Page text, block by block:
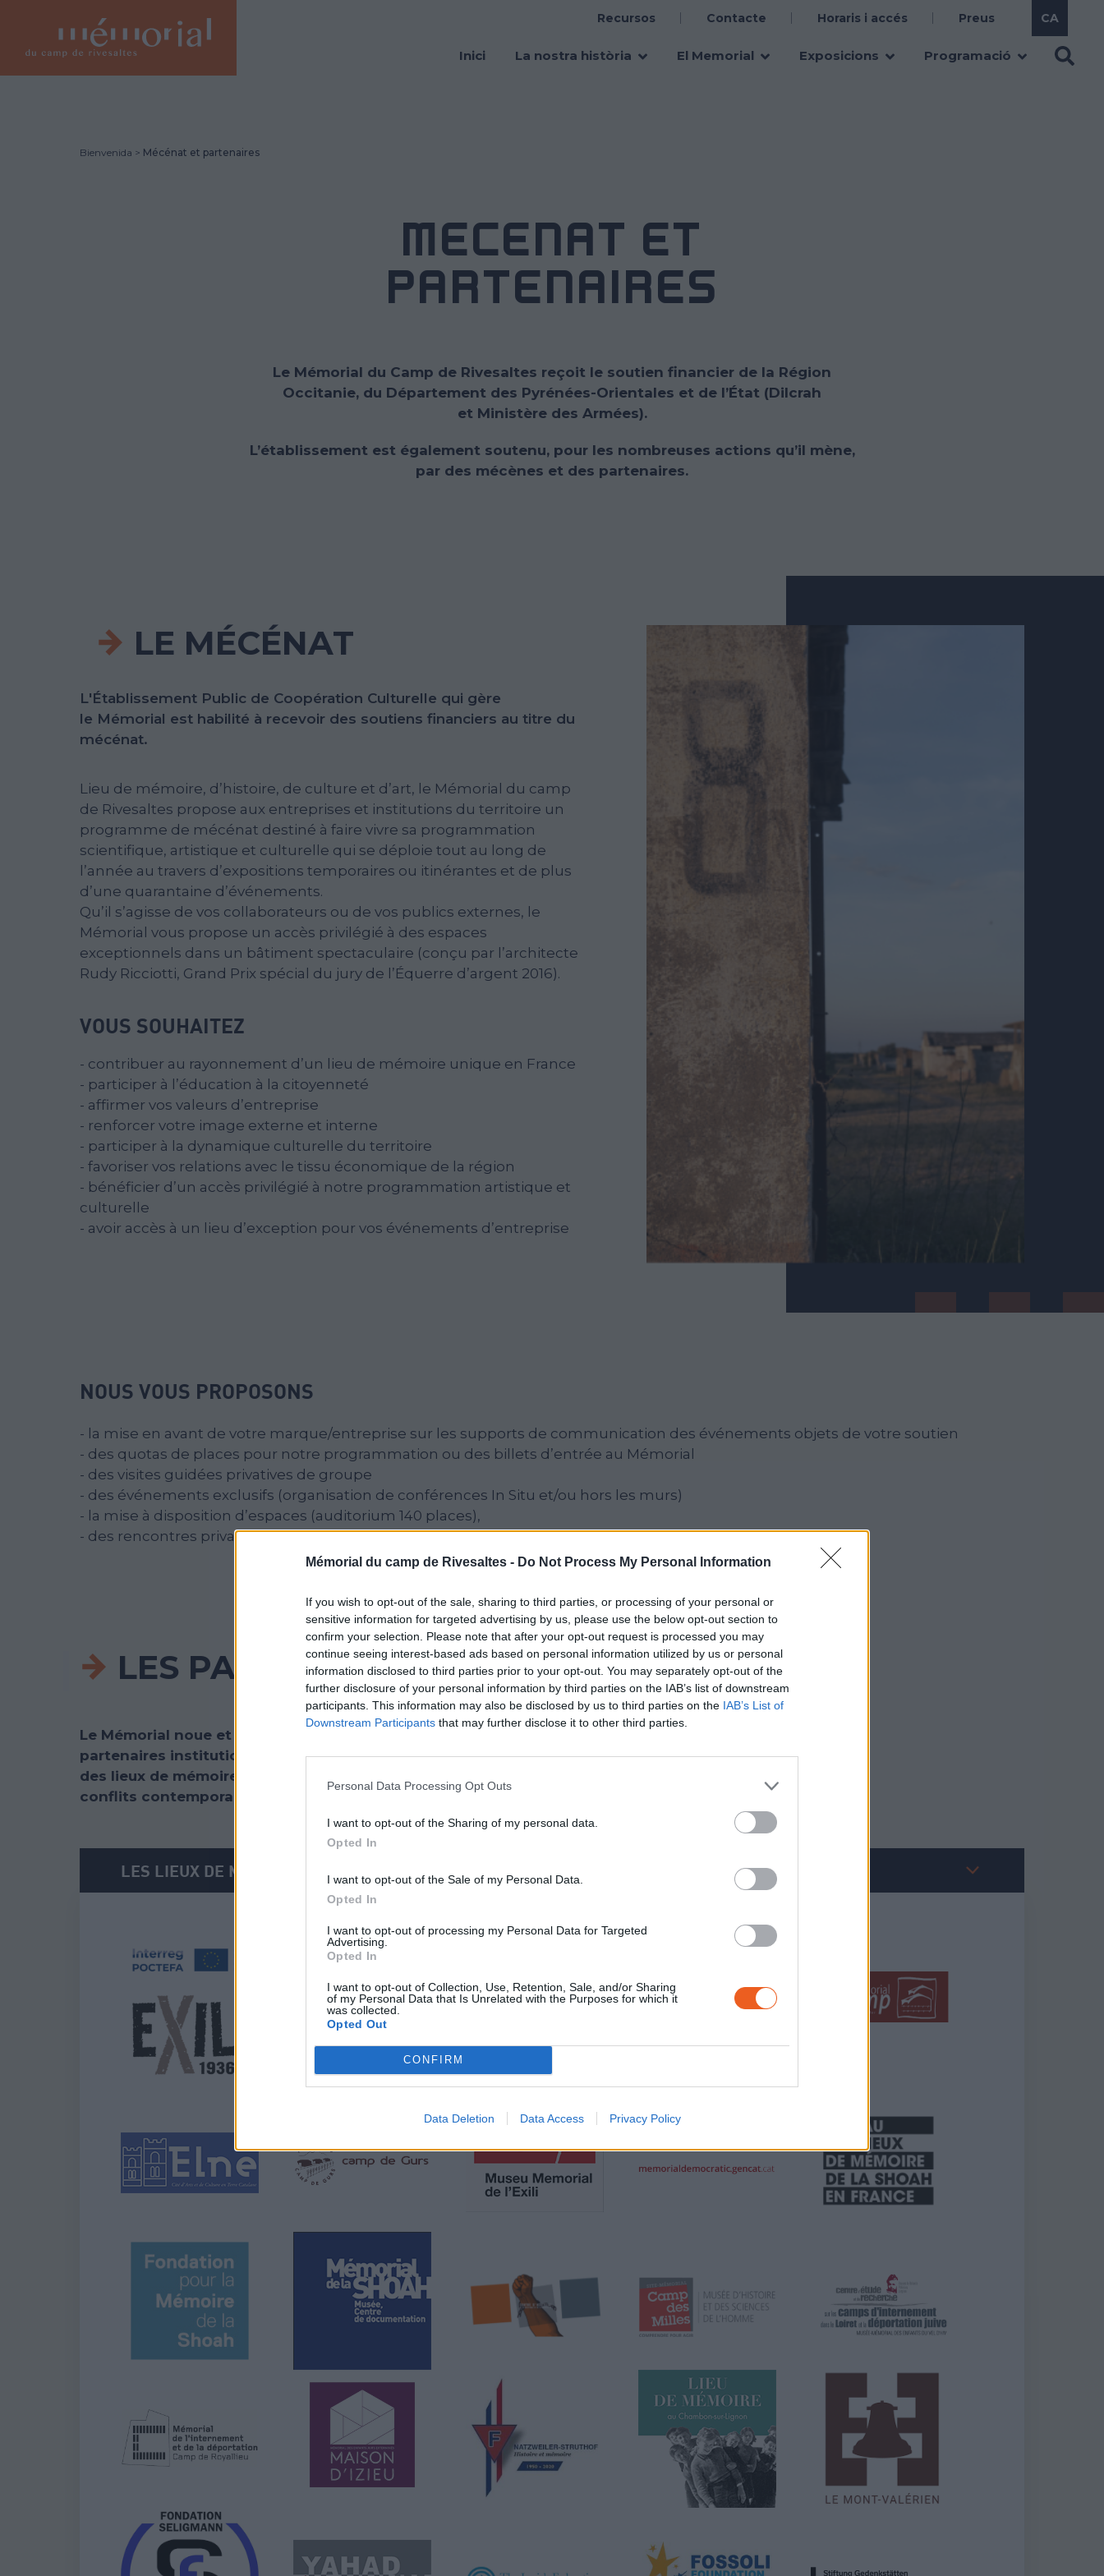
Mémorial du camp de Rivesaltes - Do Not Process My Personal Information
If you wish to opt-out of the sale, sharing to third parties, or processing of your personal or
sensitive information for targeted advertising by us, please use the below opt-out section to
confirm your selection. Please note that after your opt-out request is processed you may
continue seeing interest-based ads based on personal information utilized by us or personal
information disclosed to third parties prior to your opt-out. You may separately opt-out of the
further disclosure of your personal information by third parties on the IAB’s list of downstream
participants. This information may also be disclosed by us to third parties on the IAB’s List of
Downstream Participants that may further disclose it to other third parties.
Personal Data Processing Opt Outs
I want to opt-out of the Sharing of my personal data.
Opted In
I want to opt-out of the Sale of my Personal Data.
Opted In
I want to opt-out of processing my Personal Data for Targeted
Advertising.
Opted In
I want to opt-out of Collection, Use, Retention, Sale, and/or Sharing
of my Personal Data that Is Unrelated with the Purposes for which it
was collected.
Opted Out
CONFIRM
Data Deletion Data Access Privacy Policy
contingut
Main
navigation
Recursos Contacte Horaris i accés Preus
Inici La nostra història El Memorial Exposicions Programació
Bienvenida Mécénat et partenaires
MÉCÉNAT ET
PARTENAIRES
Le Mémorial du Camp de Rivesaltes reçoit le soutien financier de la Région
Occitanie, du Département des Pyrénées-Orientales et de l’État (Dilcrah
et Ministère des Armées).
L’établissement est également soutenu, pour les nombreuses actions qu’il mène,
par des mécènes et des partenaires.
LE MÉCÉNAT
L'Établissement Public de Coopération Culturelle qui gère
le Mémorial est habilité à recevoir des soutiens financiers au titre du
mécénat.
Lieu de mémoire, d’histoire, de culture et d’art, le Mémorial du camp
de Rivesaltes propose aux entreprises et institutions du territoire un
programme de mécénat destiné à faire vivre sa programmation
scientifique, artistique et culturelle qui se déploie tout au long de
l’année au travers d’expositions temporaires ou itinérantes et de plus
d’une quarantaine d’événements.
Qu’il s’agisse de vos collaborateurs ou de vos publics externes, le
Mémorial vous propose un accès privilégié à des espaces
exceptionnels dans un bâtiment spectaculaire (conçu par l’architecte
Rudy Ricciotti, Grand Prix spécial du jury de l’Équerre d’argent 2016).
VOUS SOUHAITEZ
- contribuer au rayonnement d’un lieu de mémoire unique en France
- participer à l’éducation à la citoyenneté
- affirmer vos valeurs d’entreprise
- renforcer votre image externe et interne
- participer à la dynamique culturelle du territoire
- favoriser vos relations avec le tissu économique de la région
- bénéficier d’un accès privilégié à notre programmation artistique et
culturelle
- avoir accès à un lieu d’exception pour vos événements d’entreprise
NOUS VOUS PROPOSONS
- la mise en avant de votre marque/entreprise sur les supports de communication des événements objets de votre soutien
- des quotas de places pour notre programmation ou des billets d’entrée au Mémorial
- des visites guidées privatives de groupe
- des événements exclusifs (organisation de conférences In Situ et/ou hors les murs)
- la mise à disposition d’espaces (auditorium 140 places),
- des rencontres privatives avec les artistes ou intervenants à l’issue des événements
LES PARTENAIRES
Le Mémorial noue et consolide des liens avec de nombreux
partenaires institutionnels, mémoriels et associatifs (ONACVG, Réseau
des lieux de mémoire de la Shoah, Réseau musées & mémoriaux des
conflits contemporains, etc.) afin d’accroître son rayonnement.
LES LIEUX DE MEMOIRE ET INSTITUTIONS